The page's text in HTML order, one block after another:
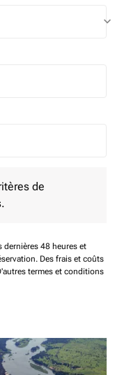
keyboard_arrow_down
de
dernières 48 heures et
Des frais et coûts
termes et conditions